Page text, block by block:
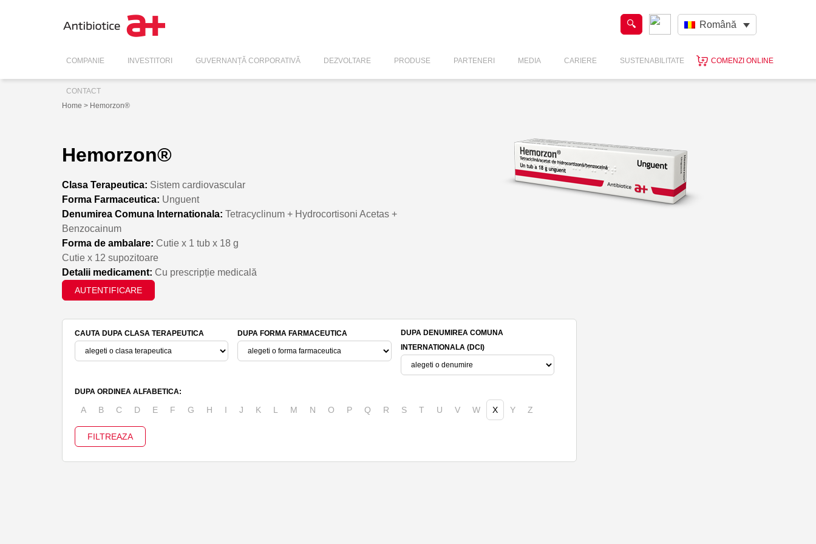
Română
COMPANIE INVESTITORI GUVERNANȚĂ CORPORATIVĂ DEZVOLTARE PRODUSE PARTENERI MEDIA CARIERE SUSTENABILITATE COMENZI ONLINE
CONTACT
Home > Hemorzon®
Hemorzon®
Clasa Terapeutica: Sistem cardiovascular
Forma Farmaceutica: Unguent
Denumirea Comuna Internationala: Tetracyclinum + Hydrocortisoni Acetas +
Benzocainum
Forma de ambalare: Cutie x 1 tub x 18 g
Cutie x 12 supozitoare
Detalii medicament: Cu prescripție medicală
AUTENTIFICARE
CAUTA DUPA CLASA TERAPEUTICA DUPA FORMA FARMACEUTICA
DUPA DENUMIREA COMUNA
INTERNATIONALA (DCI)
DUPA ORDINEA ALFABETICA:
A B C D E F G H I J K L M N O P Q R S T U V W X Y Z